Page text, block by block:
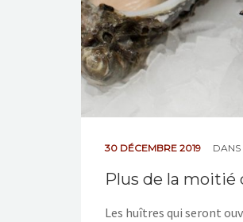
30 DÉCEMBRE 2019 DANS
Plus de la moitié
Les huîtres qui seront